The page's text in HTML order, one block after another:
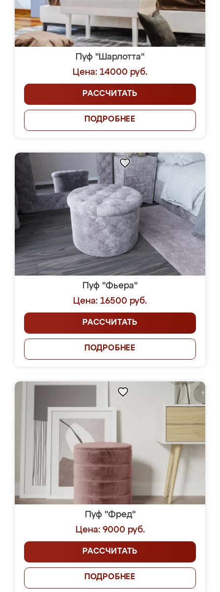
Пуф "Шарлотта"
Цена: 14000 руб.
РАССЧИТАТЬ
ПОДРОБНЕЕ
Пуф "Фьера"
Цена: 16500 руб.
РАССЧИТАТЬ
ПОДРОБНЕЕ
Пуф "Фред"
Цена: 9000 руб.
РАССЧИТАТЬ
ПОДРОБНЕЕ